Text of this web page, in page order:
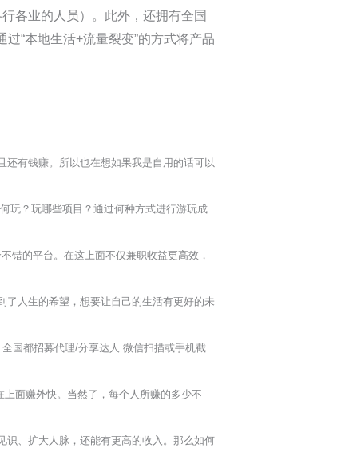
各业的人员）。此外，还拥有全国
“本地生活+流量裂变”的方式将产品
有钱赚。所以也在想如果我是自用的话可以
玩？玩哪些项目？通过何种方式进行游玩成
错的平台。在这上面不仅兼职收益更高效，
人生的希望，想要让自己的生活有更好的未
国都招募代理/分享达人 微信扫描或手机截
面赚外快。当然了，每个人所赚的多少不
识、扩大人脉，还能有更高的收入。那么如何